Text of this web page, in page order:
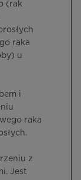
(rak
raka
u
i
raka
z
Jest